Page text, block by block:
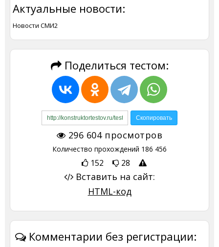
Актуальные новости:
Новости СМИ2
Поделиться тестом:
296 604просмотров
Количество прохождений 186 456
152 28
Вставить на сайт:
HTML-код
Комментарии без регистрации: